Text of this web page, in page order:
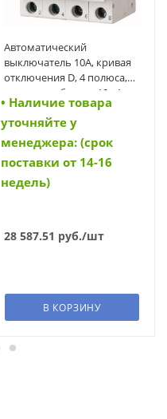
Автоматический
выключатель 10А, кривая
отключения D, 4 полюса,
откл. способность 10 кА
(FAZ-D10/4) (279080)
• Наличие товара
уточняйте у
менеджера: (срок
поставки от 14-16
недель)
28 587.51 руб./шт
В КОРЗИНУ